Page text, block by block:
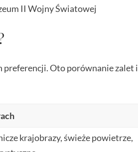
II Wojny Światowej
preferencji. Oto porównanie zalet i
krajobrazy, świeże powietrze,